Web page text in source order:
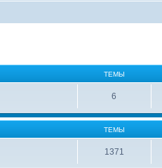
ТЕМЫ
6
ТЕМЫ
1371